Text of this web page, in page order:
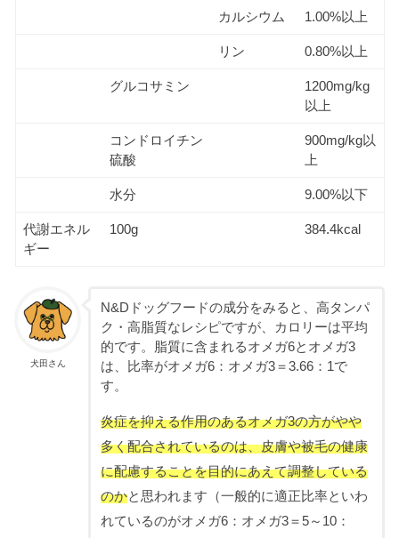
カルシウム 1.00%以上
リン 0.80%以上
グルコサミン
1200mg/kg
以上
コンドロイチン
硫酸
900mg/kg以
上
水分 9.00%以下
代謝エネル
ギー
100g 384.4kcal
犬田さん
N&Dドッグフードの成分をみると、高タンパ
ク・高脂質なレシピですが、カロリーは平均
的です。脂質に含まれるオメガ6とオメガ3
は、比率がオメガ6：オメガ3＝3.66：1で
す。
炎症を抑える作用のあるオメガ3の方がやや
多く配合されているのは、皮膚や被毛の健康
に配慮することを目的にあえて調整している
のかと思われます（一般的に適正比率といわ
れているのがオメガ6：オメガ3＝5～10：